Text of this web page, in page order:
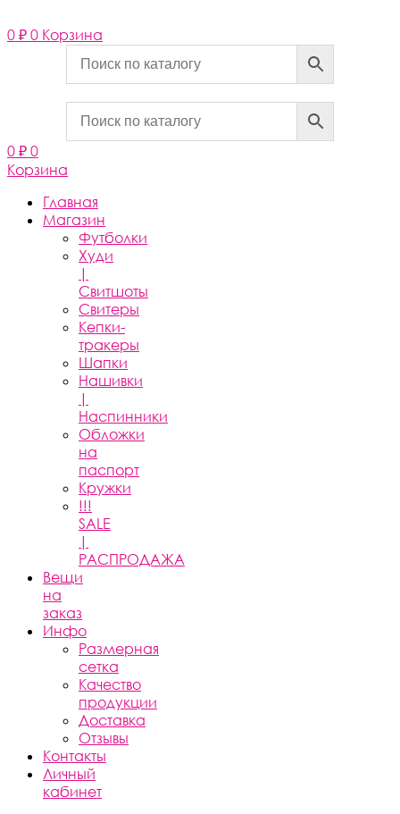
к
содержимому
0 ₽ 0 Корзина
0 ₽ 0
Корзина
Главная
Магазин
Футболки
Худи
|
Свитшоты
Свитеры
Кепки-
тракеры
Шапки
Нашивки
|
Наспинники
Обложки
на
паспорт
Кружки
!!!
SALE
|
РАСПРОДАЖА
Вещи
на
заказ
Инфо
Размерная
сетка
Качество
продукции
Доставка
Отзывы
Контакты
Личный
кабинет